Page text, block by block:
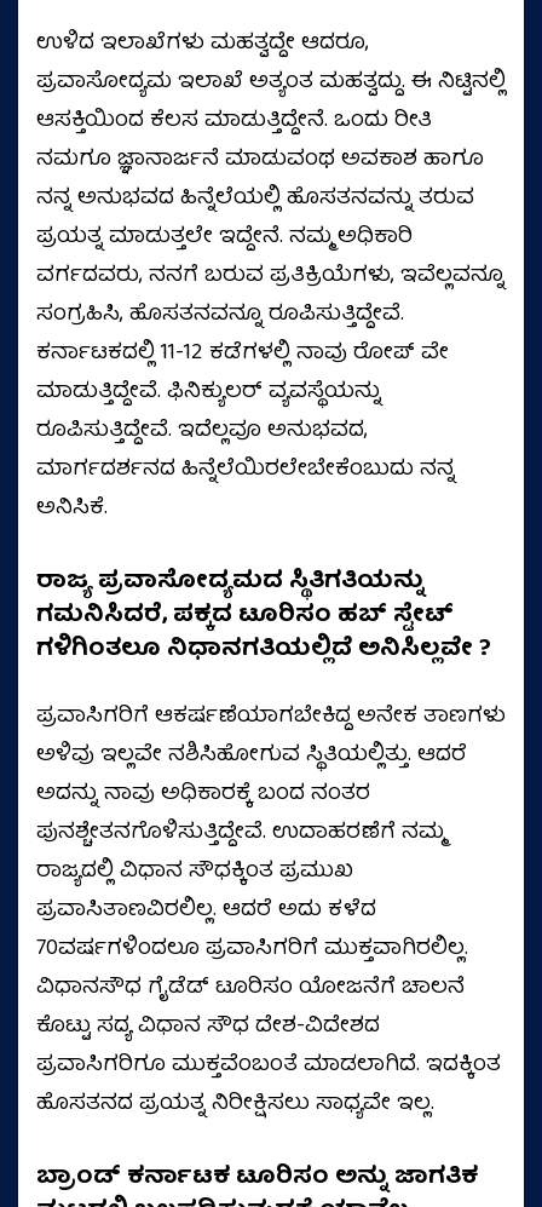
ಉಳಿದ ಇಲಾಖೆಗಳು ಮಹತ್ವದ್ದೇ ಆದರೂ,
ಪ್ರವಾಸೋದ್ಯಮ ಇಲಾಖೆ ಅತ್ಯಂತ ಮಹತ್ವದ್ದು. ಈ ನಿಟ್ಟಿನಲ್ಲಿ
ಆಸಕ್ತಿಯಿಂದ ಕೆಲಸ ಮಾಡುತ್ತಿದ್ದೇನೆ. ಒಂದು ರೀತಿ
ನಮಗೂ ಜ್ಞಾನಾರ್ಜನೆ ಮಾಡುವಂಥ ಅವಕಾಶ ಹಾಗೂ
ನನ್ನ ಅನುಭವದ ಹಿನ್ನೆಲೆಯಲ್ಲಿ ಹೊಸತನವನ್ನು ತರುವ
ಪ್ರಯತ್ನ ಮಾಡುತ್ತಲೇ ಇದ್ದೇನೆ. ನಮ್ಮ ಅಧಿಕಾರಿ
ವರ್ಗದವರು, ನನಗೆ ಬರುವ ಪ್ರತಿಕ್ರಿಯೆಗಳು, ಇವೆಲ್ಲವನ್ನೂ
ಸಂಗ್ರಹಿಸಿ, ಹೊಸತನವನ್ನೂ ರೂಪಿಸುತ್ತಿದ್ದೇವೆ.
ಕರ್ನಾಟಕದಲ್ಲಿ 11-12 ಕಡೆಗಳಲ್ಲಿ ನಾವು ರೋಪ್‌ ವೇ
ಮಾಡುತ್ತಿದ್ದೇವೆ. ಫಿನಿಕ್ಯುಲರ್‌ ವ್ಯವಸ್ಥೆಯನ್ನು
ರೂಪಿಸುತ್ತಿದ್ದೇವೆ. ಇದೆಲ್ಲವೂ ಅನುಭವದ,
ಮಾರ್ಗದರ್ಶನದ ಹಿನ್ನೆಲೆಯಿರಲೇಬೇಕೆಂಬುದು ನನ್ನ
ಅನಿಸಿಕೆ.
ರಾಜ್ಯ ಪ್ರವಾಸೋದ್ಯಮದ ಸ್ಥಿತಿಗತಿಯನ್ನು
ಗಮನಿಸಿದರೆ, ಪಕ್ಕದ ಟೂರಿಸಂ ಹಬ್ ಸ್ಟೇಟ್
ಗಳಿಗಿಂತಲೂ ನಿಧಾನಗತಿಯಲ್ಲಿದೆ ಅನಿಸಿಲ್ಲವೇ ?
ಪ್ರವಾಸಿಗರಿಗೆ ಆಕರ್ಷಣೆಯಾಗಬೇಕಿದ್ದ ಅನೇಕ ತಾಣಗಳು
ಅಳಿವು ಇಲ್ಲವೇ ನಶಿಸಿಹೋಗುವ ಸ್ಥಿತಿಯಲ್ಲಿತ್ತು. ಆದರೆ
ಅದನ್ನು ನಾವು ಅಧಿಕಾರಕ್ಕೆ ಬಂದ ನಂತರ
ಪುನಶ್ಚೇತನಗೊಳಿಸುತ್ತಿದ್ದೇವೆ. ಉದಾಹರಣೆಗೆ ನಮ್ಮ
ರಾಜ್ಯದಲ್ಲಿ ವಿಧಾನ ಸೌಧಕ್ಕಿಂತ ಪ್ರಮುಖ
ಪ್ರವಾಸಿತಾಣವಿರಲಿಲ್ಲ. ಆದರೆ ಅದು ಕಳೆದ
70ವರ್ಷಗಳಿಂದಲೂ ಪ್ರವಾಸಿಗರಿಗೆ ಮುಕ್ತವಾಗಿರಲಿಲ್ಲ.
ವಿಧಾನಸೌಧ ಗೈಡೆಡ್‌ ಟೂರಿಸಂ ಯೋಜನೆಗೆ ಚಾಲನೆ
ಕೊಟ್ಟು ಸದ್ಯ ವಿಧಾನ ಸೌಧ ದೇಶ-ವಿದೇಶದ
ಪ್ರವಾಸಿಗರಿಗೂ ಮುಕ್ತವೆಂಬಂತೆ ಮಾಡಲಾಗಿದೆ. ಇದಕ್ಕಿಂತ
ಹೊಸತನದ ಪ್ರಯತ್ನ ನಿರೀಕ್ಷಿಸಲು ಸಾಧ್ಯವೇ ಇಲ್ಲ.
ಬ್ರಾಂಡ್ ಕರ್ನಾಟಕ ಟೂರಿಸಂ ಅನ್ನು ಜಾಗತಿಕ